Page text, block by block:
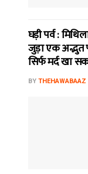
घड़ी पर्व :
जुड़ा एक अद्भुत
सिर्फ मर्द खा
BY THEHAWABAAZ